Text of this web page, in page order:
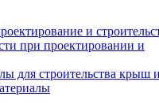
и
при проектировании и
для строительства крыш и